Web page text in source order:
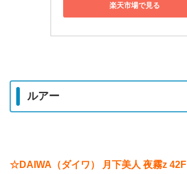
楽天市場で見る
ルアー
☆DAIWA（ダイワ） 月下美人 夜霧z 42F